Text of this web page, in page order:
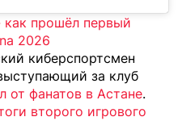
как прошёл первый
2026
киберспортсмен
за клуб
от фанатов в Астане.
второго игрового